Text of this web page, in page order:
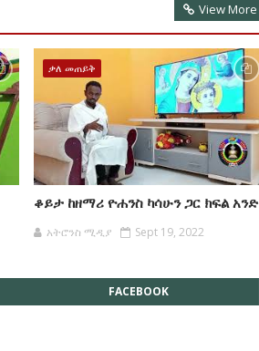
View More
ቃለ መጠይቅ
ቆይታ ከዘማሪ ዮሐንስ ካሳሁን ጋር ክፍል አንድ
አትሮንስ ሚዲያ Sept 19, 2022
FACEBOOK